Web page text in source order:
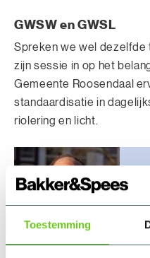
Toestemming
GWSW en GWSL
Spreken we wel dezelfde
zijn sessie in op het
Gemeente Roosendaal
standaardisatie in
riolering en licht.